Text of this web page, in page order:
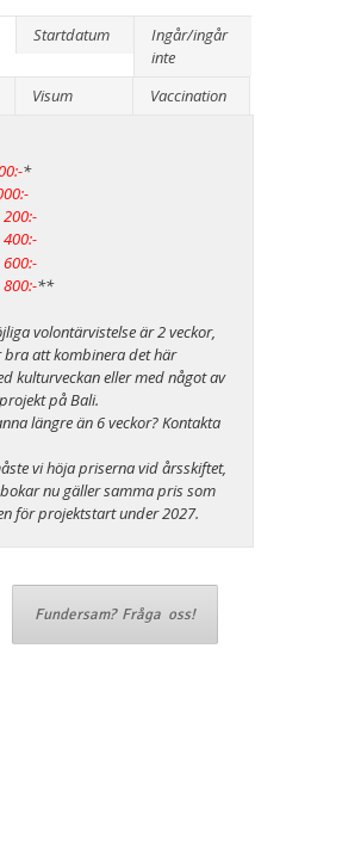
Startdatum
Ingår/ingår
inte
Visum Vaccination
*
200:-
400:-
600:-
800:-**
volontärvistelse är 2 veckor,
bra att kombinera det här
kulturveckan eller med något av
på Bali.
längre än 6 veckor? Kontakta
vi höja priserna vid årsskiftet,
nu gäller samma pris som
för projektstart under 2027.
Fundersam? Fråga oss!